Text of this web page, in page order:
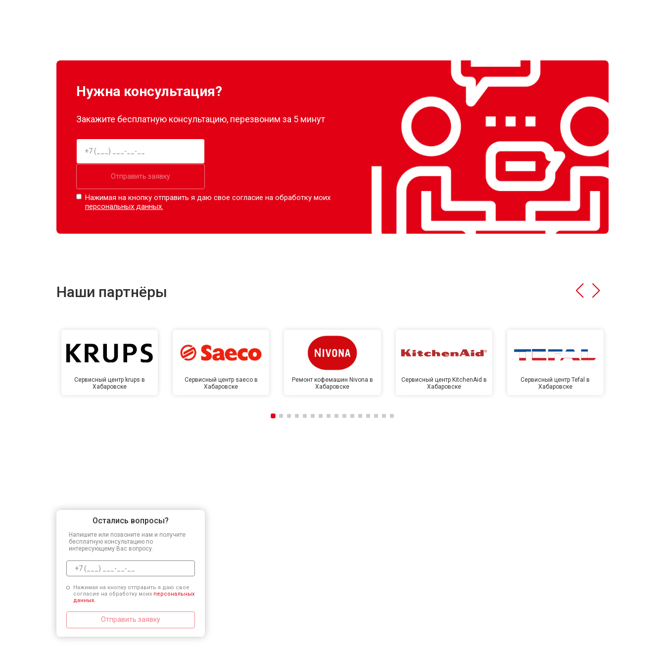
Нужна консультация?
Закажите бесплатную консультацию, перезвоним за 5 минут
Отправить заявку
Нажимая на кнопку отправить я даю свое согласие на обработку моих
персональных данных.
Наши партнёры
Сервисный центр krups в
Хабаровске
Сервисный центр saeco в
Хабаровске
Ремонт кофемашин Nivona в
Хабаровске
Сервисный центр KitchenAid в
Хабаровске
Сервисный центр Tefal в
Хабаровске
Остались вопросы?
Напишите или позвоните нам и получите
бесплатную консультацию по
интересующему Вас вопросу.
Нажимая на кнопку отправить я даю свое
согласие на обработку моих персональных
данных.
Отправить заявку